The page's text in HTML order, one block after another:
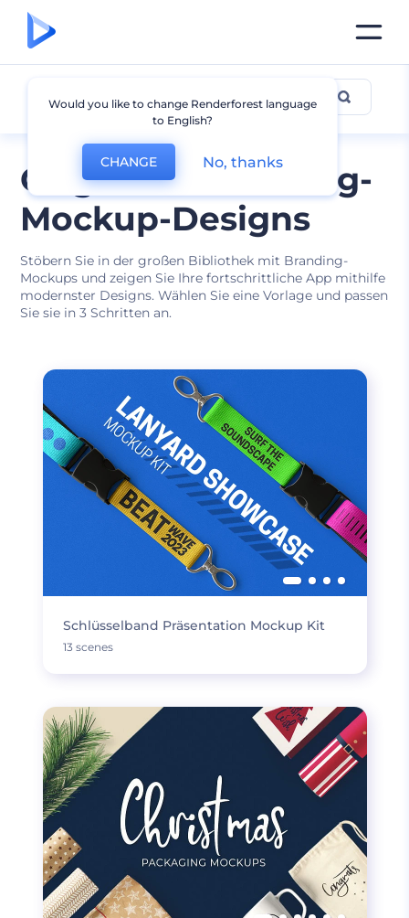
Originelle Branding-
Mockup-Designs
Stöbern Sie in der großen Bibliothek mit Branding-
Mockups und zeigen Sie Ihre fortschrittliche App mithilfe
modernster Designs. Wählen Sie eine Vorlage und passen
Sie sie in 3 Schritten an.
Andere Branding-Mockups
Schlüsselband Präsentation Mockup Kit
13 scenes
Would you like to change Renderforest language
to English?
CHANGE No, thanks